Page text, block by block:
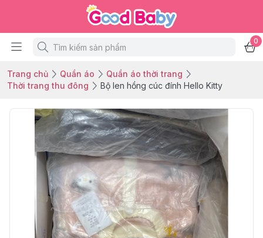
0
Trang chủ Quần áo
Quần áo thời trang
Thời trang thu đông
Bộ len hồng cúc đính Hello Kitty